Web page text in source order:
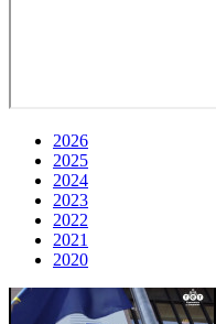
2026
2025
2024
2023
2022
2021
2020